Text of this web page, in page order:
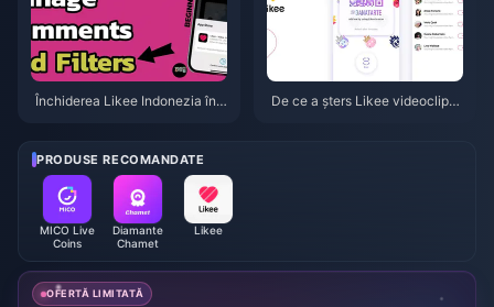
Închiderea Likee Indonezia în a
De ce a șters Likee videoclipur
PRODUSE RECOMANDATE
MICO Live
Coins
Diamante
Chamet
Likee
OFERTĂ LIMITATĂ